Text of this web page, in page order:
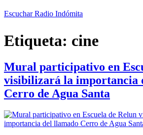
Escuchar Radio Indómita
Etiqueta: cine
Mural participativo en
visibilizará la importancia
Cerro de Agua Santa